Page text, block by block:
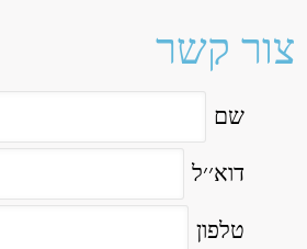
צור קשר
שם
דוא׳׳ל
טלפון